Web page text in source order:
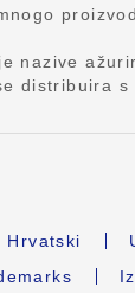
nazive
distribuira s
Hrvatski